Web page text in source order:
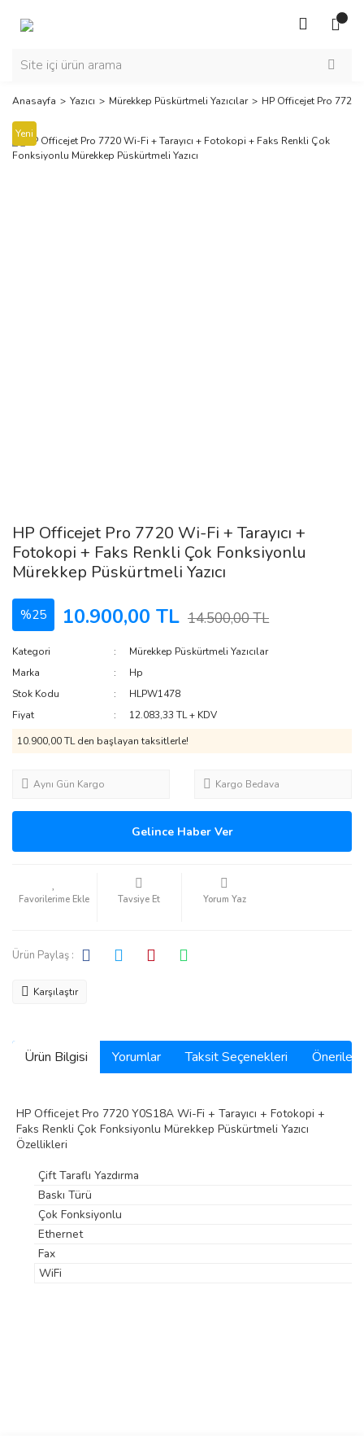
Anasayfa Yazıcı Mürekkep Püskürtmeli Yazıcılar HP Officejet Pro 7720
Yeni
HP Officejet Pro 7720 Wi-Fi + Tarayıcı +
Fotokopi + Faks Renkli Çok Fonksiyonlu
Mürekkep Püskürtmeli Yazıcı
%25 10.900,00 TL 14.500,00 TL
Kategori
Mürekkep Püskürtmeli Yazıcılar
Marka
Hp
Stok Kodu
HLPW1478
Fiyat
12.083,33 TL + KDV
10.900,00 TL den başlayan taksitlerle!
Aynı Gün Kargo Kargo Bedava
Gelince Haber Ver
Tavsiye Et Yorum Yaz
Ürün Paylaş :
Karşılaştır
Ürün Bilgisi Yorumlar Taksit Seçenekleri
HP Officejet Pro 7720 Y0S18A Wi-Fi + Tarayıcı + Fotokopi +
Faks Renkli Çok Fonksiyonlu Mürekkep Püskürtmeli Yazıcı
Özellikleri
Çift Taraflı Yazdırma
Baskı Türü
Çok Fonksiyonlu
Ethernet
Fax
WiFi